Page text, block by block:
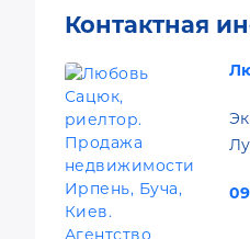
Контактная